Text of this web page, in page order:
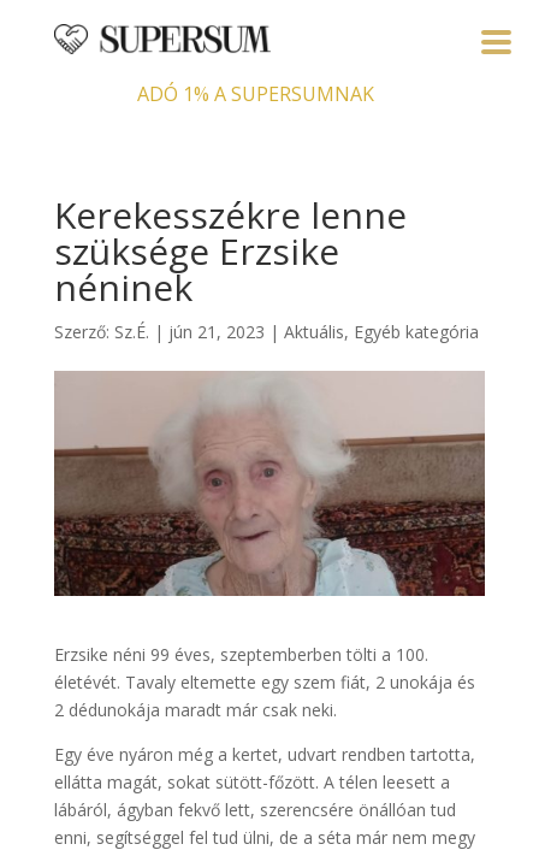
ADÓ 1% A SUPERSUMNAK
Kerekesszékre lenne
szüksége Erzsike
néninek
Szerző: Sz.É. | jún 21, 2023 | Aktuális, Egyéb kategória
Erzsike néni 99 éves, szeptemberben tölti a 100.
életévét. Tavaly eltemette egy szem fiát, 2 unokája és
2 dédunokája maradt már csak neki.
Egy éve nyáron még a kertet, udvart rendben tartotta,
ellátta magát, sokat sütött-főzött. A télen leesett a
lábáról, ágyban fekvő lett, szerencsére önállóan tud
enni, segítséggel fel tud ülni, de a séta már nem megy